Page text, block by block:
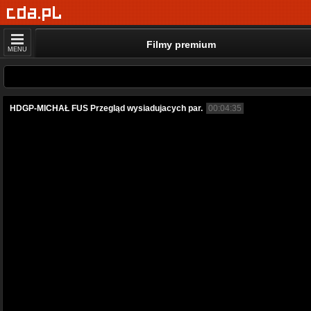
MENU Filmy premium
HDGP-MICHAŁ FUS Przegląd wysiadujacych par. 00:04:35